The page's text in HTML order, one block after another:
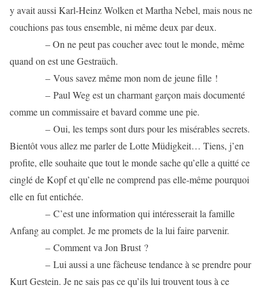
y avait aussi Karl-Heinz Wolken et Martha Nebel, mais nous ne
couchions pas tous ensemble, ni même deux par deux.
– On ne peut pas coucher avec tout le monde, même
quand on est une Gestraüch.
– Vous savez même mon nom de jeune fille !
– Paul Weg est un charmant garçon mais documenté
comme un commissaire et bavard comme une pie.
– Oui, les temps sont durs pour les misérables secrets.
Bientôt vous allez me parler de Lotte Müdigkeit… Tiens, j’en
profite, elle souhaite que tout le monde sache qu’elle a quitté ce
cinglé de Kopf et qu’elle ne comprend pas elle-même pourquoi
elle en fut entichée.
– C’est une information qui intéresserait la famille
Anfang au complet. Je me promets de la lui faire parvenir.
– Comment va Jon Brust ?
– Lui aussi a une fâcheuse tendance à se prendre pour
Kurt Gestein. Je ne sais pas ce qu’ils lui trouvent tous à ce